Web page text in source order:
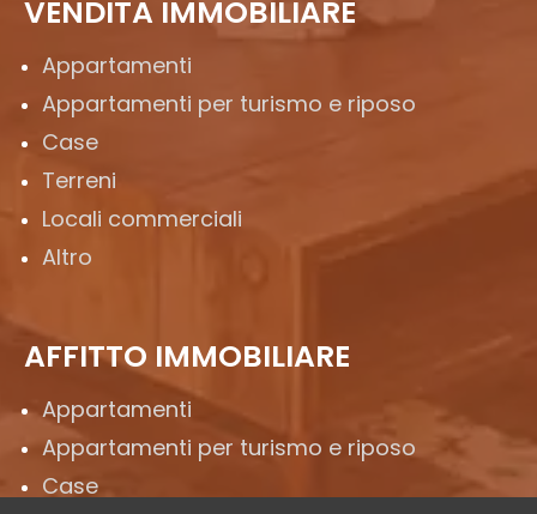
VENDITA IMMOBILIARE
Appartamenti
Appartamenti per turismo e riposo
Case
Terreni
Locali commerciali
Altro
AFFITTO IMMOBILIARE
Appartamenti
Appartamenti per turismo e riposo
Case